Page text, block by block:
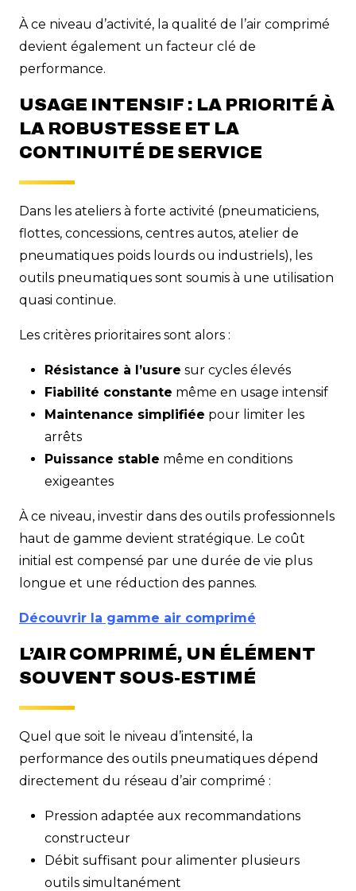
À ce niveau d’activité, la qualité de l’air comprimé
devient également un facteur clé de
performance.
USAGE INTENSIF : LA PRIORITÉ À
LA ROBUSTESSE ET LA
CONTINUITÉ DE SERVICE
Dans les ateliers à forte activité (pneumaticiens,
flottes, concessions, centres autos, atelier de
pneumatiques poids lourds ou industriels), les
outils pneumatiques sont soumis à une utilisation
quasi continue.
Les critères prioritaires sont alors :
Résistance à l’usure sur cycles élevés
Fiabilité constante même en usage intensif
Maintenance simplifiée pour limiter les
arrêts
Puissance stable même en conditions
exigeantes
À ce niveau, investir dans des outils professionnels
haut de gamme devient stratégique. Le coût
initial est compensé par une durée de vie plus
longue et une réduction des pannes.
Découvrir la gamme air comprimé
L’AIR COMPRIMÉ, UN ÉLÉMENT
SOUVENT SOUS-ESTIMÉ
Quel que soit le niveau d’intensité, la
performance des outils pneumatiques dépend
directement du réseau d’air comprimé :
Pression adaptée aux recommandations
constructeur
Débit suffisant pour alimenter plusieurs
outils simultanément